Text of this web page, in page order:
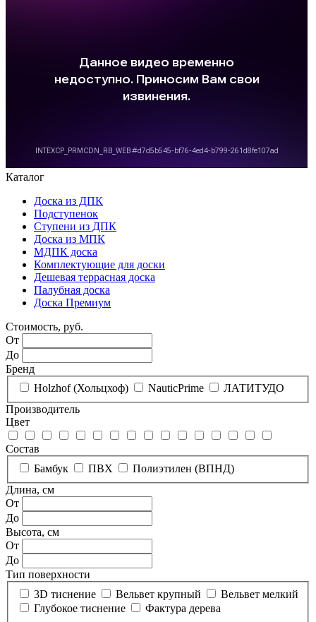
Каталог
Доска из ДПК
Подступенок
Ступени из ДПК
Доска из МПК
МДПК доска
Комплектующие для доски
Дешевая террасная доска
Палубная доска
Доска Премиум
Стоимость, руб.
От
До
Бренд
Holzhof (Хольцхоф)
NauticPrime
ЛАТИТУДО
Производитель
Цвет
Состав
Бамбук
ПВХ
Полиэтилен (ВПНД)
Длина, см
От
До
Высота, см
От
До
Тип поверхности
3D тиснение
Вельвет крупный
Вельвет мелкий
Глубокое тиснение
Фактура дерева